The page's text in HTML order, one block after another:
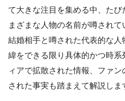
て大きな注目を集める中、たび
まざまな人物の名前が噂され
結婚相手と噂された代表的な
緯をできる限り具体的かつ時
ィアで拡散された情報、ファ
された事実も踏まえて解説しま